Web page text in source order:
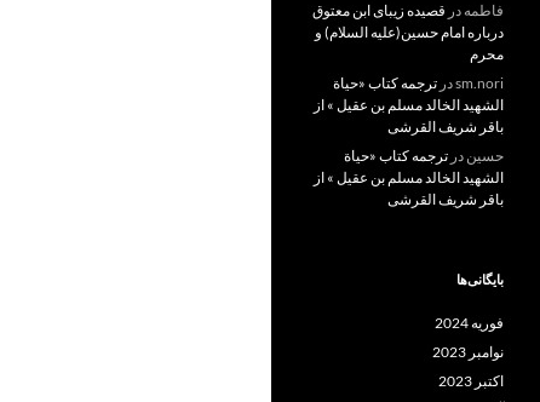
فاطمه در قصیده زیبای ابن معتوق
درباره امام حسین(علیه السلام) و
محرم
sm.noriدر ترجمه کتاب «حیاة
الشهید الخالد مسلم بن عقیل » از
باقر شریف القرشی
حسین در ترجمه کتاب «حیاة
الشهید الخالد مسلم بن عقیل » از
باقر شریف القرشی
بایگانی‌ها
فوریه 2024
نوامبر 2023
اکتبر 2023